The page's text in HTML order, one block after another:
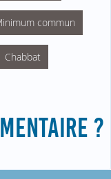
commun
Chabbat
?